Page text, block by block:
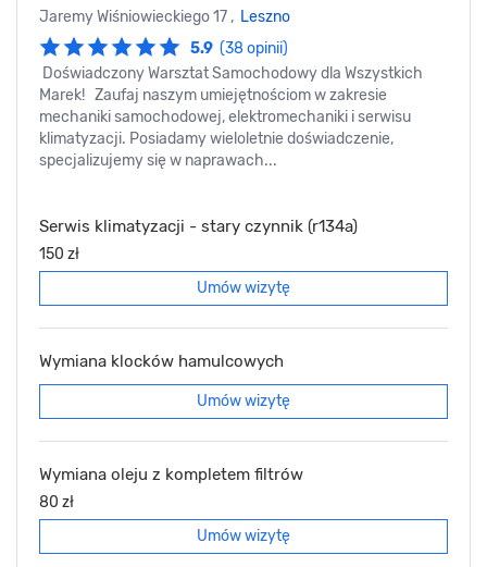
Jaremy Wiśniowieckiego 17 , Leszno
5.9 (38 opinii)
Doświadczony Warsztat Samochodowy dla Wszystkich
Marek! Zaufaj naszym umiejętnościom w zakresie
mechaniki samochodowej, elektromechaniki i serwisu
klimatyzacji. Posiadamy wieloletnie doświadczenie,
specjalizujemy się w naprawach...
Serwis klimatyzacji - stary czynnik (r134a)
150 zł
Umów wizytę
Wymiana klocków hamulcowych
Umów wizytę
Wymiana oleju z kompletem filtrów
80 zł
Umów wizytę